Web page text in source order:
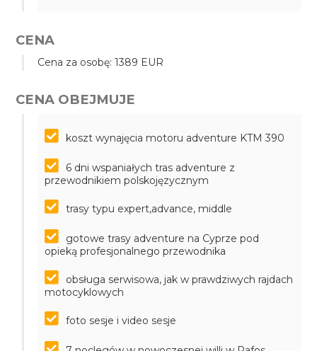
CENA
Cena za osobę: 1389 EUR
CENA OBEJMUJE
koszt wynajęcia motoru adventure KTM 390
6 dni wspaniałych tras adventure z
przewodnikiem polskojęzycznym
trasy typu expert,advance, middle
gotowe trasy adventure na Cyprze pod
opieką profesjonalnego przewodnika
obsługa serwisowa, jak w prawdziwych rajdach
motocyklowych
foto sesje i video sesje